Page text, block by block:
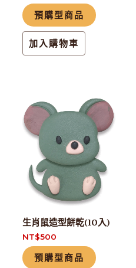
預購型商品
加入購物車
生肖鼠造型餅乾(10入)
NT$500
預購型商品